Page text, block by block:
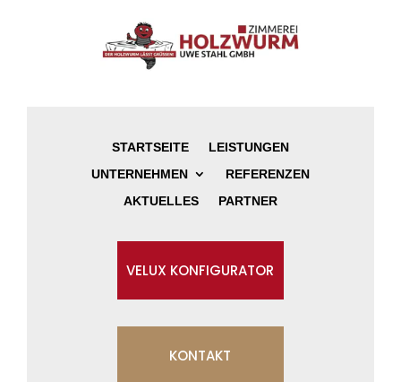
STARTSEITE
LEISTUNGEN
UNTERNEHMEN
REFERENZEN
AKTUELLES
PARTNER
VELUX KONFIGURATOR
KONTAKT